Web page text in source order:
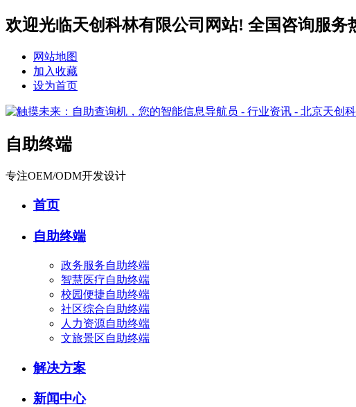
欢迎光临天创科林有限公司网站! 全国咨询服务
网站地图
加入收藏
设为首页
自助终端
专注OEM/ODM开发设计
首页
自助终端
政务服务自助终端
智慧医疗自助终端
校园便捷自助终端
社区综合自助终端
人力资源自助终端
文旅景区自助终端
解决方案
新闻中心